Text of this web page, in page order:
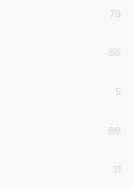
79
86
5
88
21